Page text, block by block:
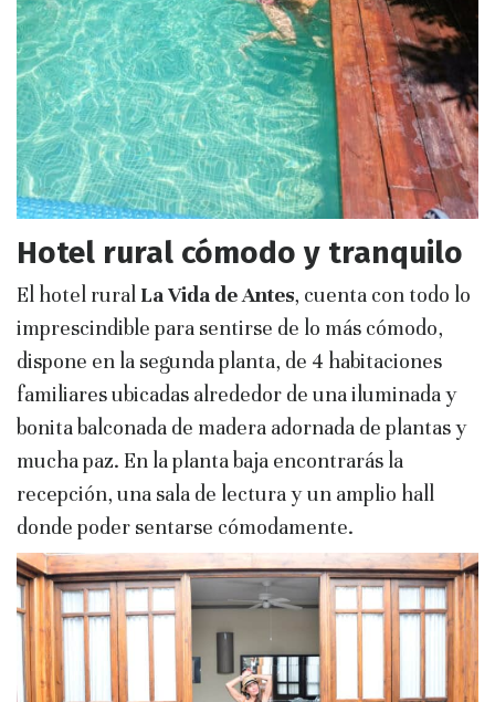
Hotel rural cómodo y tranquilo
El hotel rural La Vida de Antes, cuenta con todo lo
imprescindible para sentirse de lo más cómodo,
dispone en la segunda planta, de 4 habitaciones
familiares ubicadas alrededor de una iluminada y
bonita balconada de madera adornada de plantas y
mucha paz. En la planta baja encontrarás la
recepción, una sala de lectura y un amplio hall
donde poder sentarse cómodamente.